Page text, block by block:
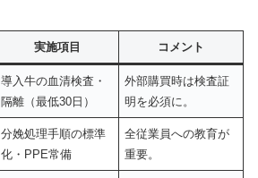
実施項目 コメント
導入牛の血清検査・
隔離（最低30日）
外部購買時は検査証
明を必須に。
分娩処理手順の標準
化・PPE常備
全従業員への教育が
重要。